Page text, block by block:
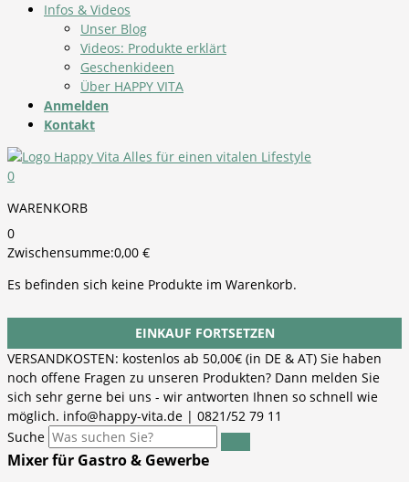
Infos & Videos
Unser Blog
Videos: Produkte erklärt
Geschenkideen
Über HAPPY VITA
Anmelden
Kontakt
0
WARENKORB
0
Zwischensumme:0,00 €
Es befinden sich keine Produkte im Warenkorb.
EINKAUF FORTSETZEN
VERSANDKOSTEN: kostenlos ab 50,00€ (in DE & AT) Sie haben
noch offene Fragen zu unseren Produkten? Dann melden Sie
sich sehr gerne bei uns - wir antworten Ihnen so schnell wie
möglich. info@happy-vita.de | 0821/52 79 11
Suche
Mixer für Gastro & Gewerbe